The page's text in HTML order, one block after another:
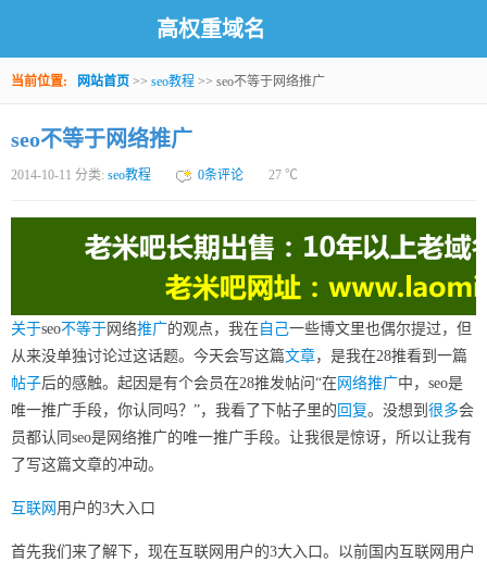
高权重域名
当前位置: 网站首页 >> seo教程 >> seo不等于网络推广
seo不等于网络推广
2014-10-11 分类: seo教程 0条评论 27 ℃
关于seo不等于网络推广的观点，我在 自己一些博文里也偶尔提过，但
从来没单独讨论过这话题。今天会写这篇文章，是我在28推看到一篇
帖子后的感触。起因是有个会员在28推发帖问“在网络推广中，seo是
唯一推广手段，你认同吗？”，我看了下帖子里的 回复。没想到 很多会
员都认同seo是网络推广的唯一推广手段。让我很是惊讶，所以让我有
了写这篇文章的冲动。
互联网 用户的3大入口
首先我们来了解下，现在互联网用户的3大入口。以前国内互联网用户